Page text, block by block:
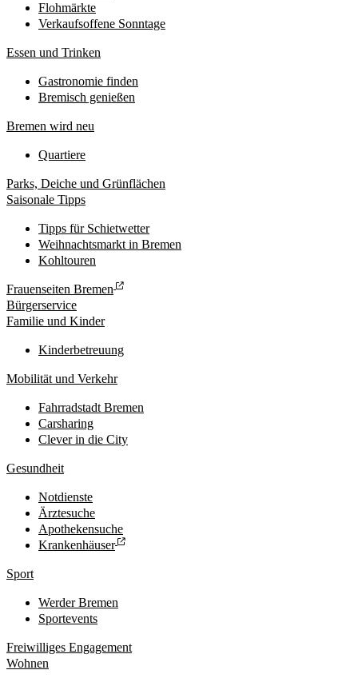
Flohmärkte
Verkaufsoffene Sonntage
Essen und Trinken
Gastronomie finden
Bremisch genießen
Bremen wird neu
Quartiere
Parks, Deiche und Grünflächen
Saisonale Tipps
Tipps für Schietwetter
Weihnachtsmarkt in Bremen
Kohltouren
Frauenseiten Bremen
Bürgerservice
Familie und Kinder
Kinderbetreuung
Mobilität und Verkehr
Fahrradstadt Bremen
Carsharing
Clever in die City
Gesundheit
Notdienste
Ärztesuche
Apothekensuche
Krankenhäuser
Sport
Werder Bremen
Sportevents
Freiwilliges Engagement
Wohnen